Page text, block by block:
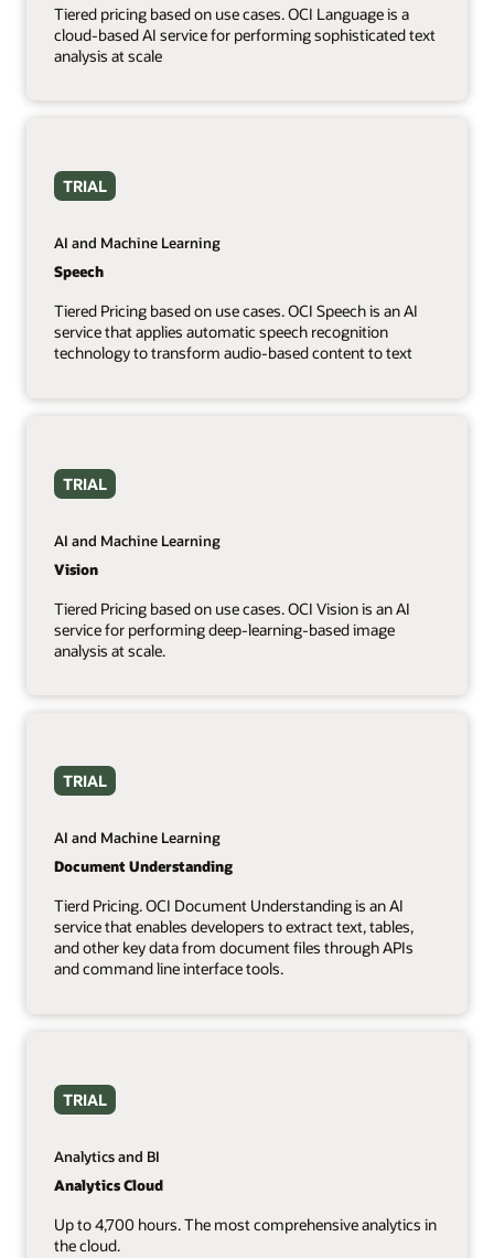
Tiered pricing based on use cases. OCI Language is a
cloud-based AI service for performing sophisticated text
analysis at scale
TRIAL
AI and Machine Learning
Speech
Tiered Pricing based on use cases. OCI Speech is an AI
service that applies automatic speech recognition
technology to transform audio-based content to text
TRIAL
AI and Machine Learning
Vision
Tiered Pricing based on use cases. OCI Vision is an AI
service for performing deep-learning-based image
analysis at scale.
TRIAL
AI and Machine Learning
Document Understanding
Tierd Pricing. OCI Document Understanding is an AI
service that enables developers to extract text, tables,
and other key data from document files through APIs
and command line interface tools.
TRIAL
Analytics and BI
Analytics Cloud
Up to 4,700 hours. The most comprehensive analytics in
the cloud.